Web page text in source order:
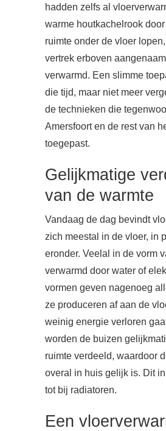
hadden zelfs al
warme houtkachelrook
ruimte onder de vloer
vertrek erboven
verwarmd. Een slimme
die tijd, maar niet meer
de technieken die
Amersfoort en de rest van
toegepast.
Gelijkmatige
van de warmte
Vandaag de dag bevindt
zich meestal in de vloer, in
eronder. Veelal in de vorm
verwarmd door water of
vormen geven nagenoeg
ze produceren af aan de
weinig energie verloren
worden de buizen
ruimte verdeeld, waardoor
overal in huis gelijk is. Dit
tot bij radiatoren.
Een